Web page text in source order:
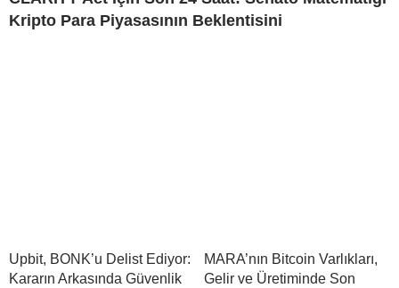
Kripto Para Piyasasının Beklentisini
Upbit, BONK’u Delist Ediyor:
Kararın Arkasında Güvenlik
MARA’nın Bitcoin Varlıkları,
Gelir ve Üretiminde Son